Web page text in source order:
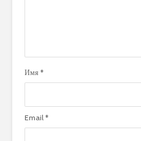
Имя *
Email *